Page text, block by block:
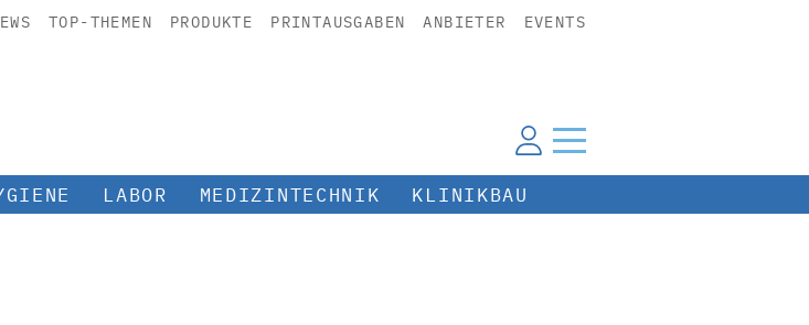
TOP-THEMEN PRODUKTE PRINTAUSGABEN ANBIETER EVENTS
LABOR MEDIZINTECHNIK KLINIKBAU